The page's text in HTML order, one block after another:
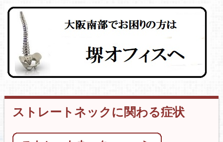
ストレートネックに関わる症状